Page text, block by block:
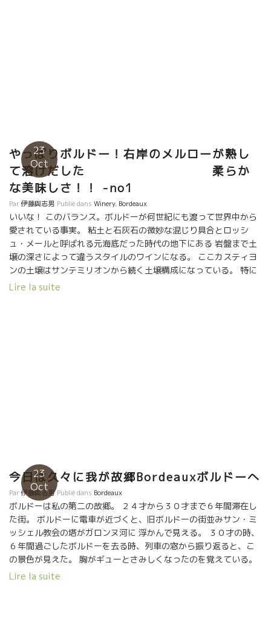
１８年と３年連続の天候不良で極端に収穫量が少ない。 ３３年間
の歴史の中で、フィリップにとって初めての試練の年が続きてい
る。 自然状況の中で穫量が少なかっただけに、品質は素晴らしい
状態になっているのが救われる。 でも３年連続という自分の力で
はどうにもならないことが、目の前に壁としてやって来ている。
この試練をどう乗り越えていくか、フィリップの人間として成
長・進化の絶好のチャンスの時を 迎えている。
23
Oct
やっぱりボルドー！右岸のメルローが熟し
て溶けだした 柔らか
な美味しさ！！ -no1
Par伊藤與志男 Publié dans Winery, Bordeaux
いいな！ このバランス。ボルドーが何世紀にも渡って世界中から
愛されている事実。 粘土と石灰石の微妙な混じり具合とロッシ
ュ・メールと呼ばれる元海底だった時代の地下にある 岩盤まで土
壌の深さによって違うスタイルのワインになる。 ここカスティヨ
ンの土壌はサンテミリオンから続く土壌構成になっている。 特に
カスティヨンの高台はサンテミリオンの銘醸を醸す土壌構成に似
Lire la suite
23
Oct
今日は久々に我が故郷Bordeauxボルドーへ
Par伊藤與志男 Publié dans Bordeaux
ボルドーは私の第二の故郷。 ２４才から３０才まで６年間滞在し
た街。 ボルドーに電車が近づくと、旧ボルドーの街並みサン・ミ
ッシェル教会の塔がガロンヌ河に 浮かんで見える。 ３０才の時、
６年間過ごしたボルドーを去る時、列車の窓から振り返ると、こ
の景色が見えた。 胸がギューとさみしくなったのを覚えている。
『ひょっとしたら、２度と戻らないかもしれない。』 あのサン・
Lire la suite